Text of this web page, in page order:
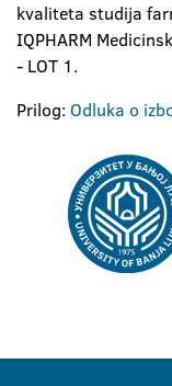
kvaliteta studija
IQPHARM
- LOT 1.
Prilog: Odluka o